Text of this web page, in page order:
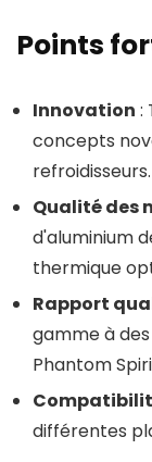
Points
Innovation :
concepts
refroidisseurs.
Qualité des
d'aluminium
thermique
Rapport
gamme à
Phantom
différentes